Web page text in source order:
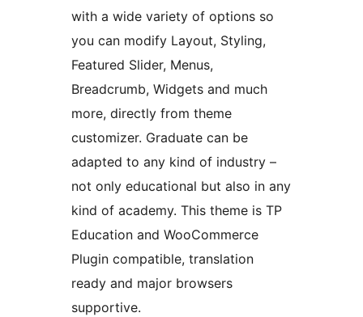
with a wide variety of options so
you can modify Layout, Styling,
Featured Slider, Menus,
Breadcrumb, Widgets and much
more, directly from theme
customizer. Graduate can be
adapted to any kind of industry –
not only educational but also in any
kind of academy. This theme is TP
Education and WooCommerce
Plugin compatible, translation
ready and major browsers
supportive.